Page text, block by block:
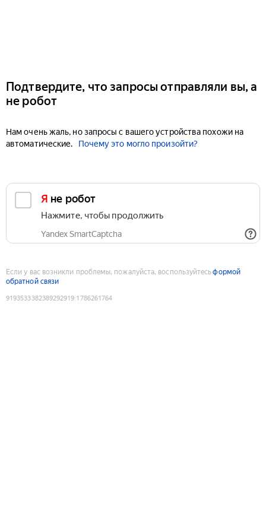
Подтвердите, что запросы отправляли вы, а
не робот
Нам очень жаль, но запросы с вашего устройства похожи на
автоматические.
Почему это могло произойти?
Я не робот
Нажмите, чтобы продолжить
Yandex SmartCaptcha
Если у вас возникли проблемы, пожалуйста, воспользуйтесьформой
обратной связи
9193533382389292919:1786261764